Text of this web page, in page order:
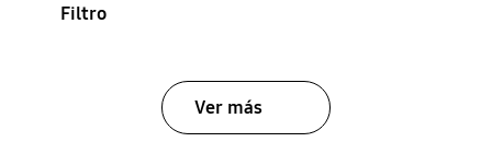
Filtro
Ver más